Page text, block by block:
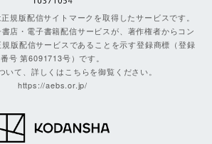
規版配信サイトマークを取得したサービスです。
店・電子書籍配信サービスが、著作権者からコン
版配信サービスであることを示す登録商標（登録
番号 第6091713号）です。
いて、詳しくはこちらを御覧ください。
https://aebs.or.jp/